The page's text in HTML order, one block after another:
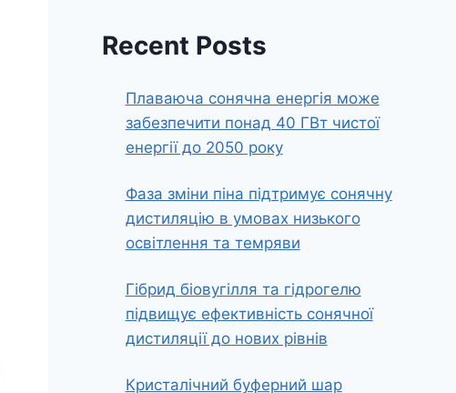
Recent Posts
Плаваюча сонячна енергія може
забезпечити понад 40 ГВт чистої
енергії до 2050 року
Фаза зміни піна підтримує сонячну
дистиляцію в умовах низького
освітлення та темряви
Гібрид біовугілля та гідрогелю
підвищує ефективність сонячної
дистиляції до нових рівнів
Кристалічний буферний шар